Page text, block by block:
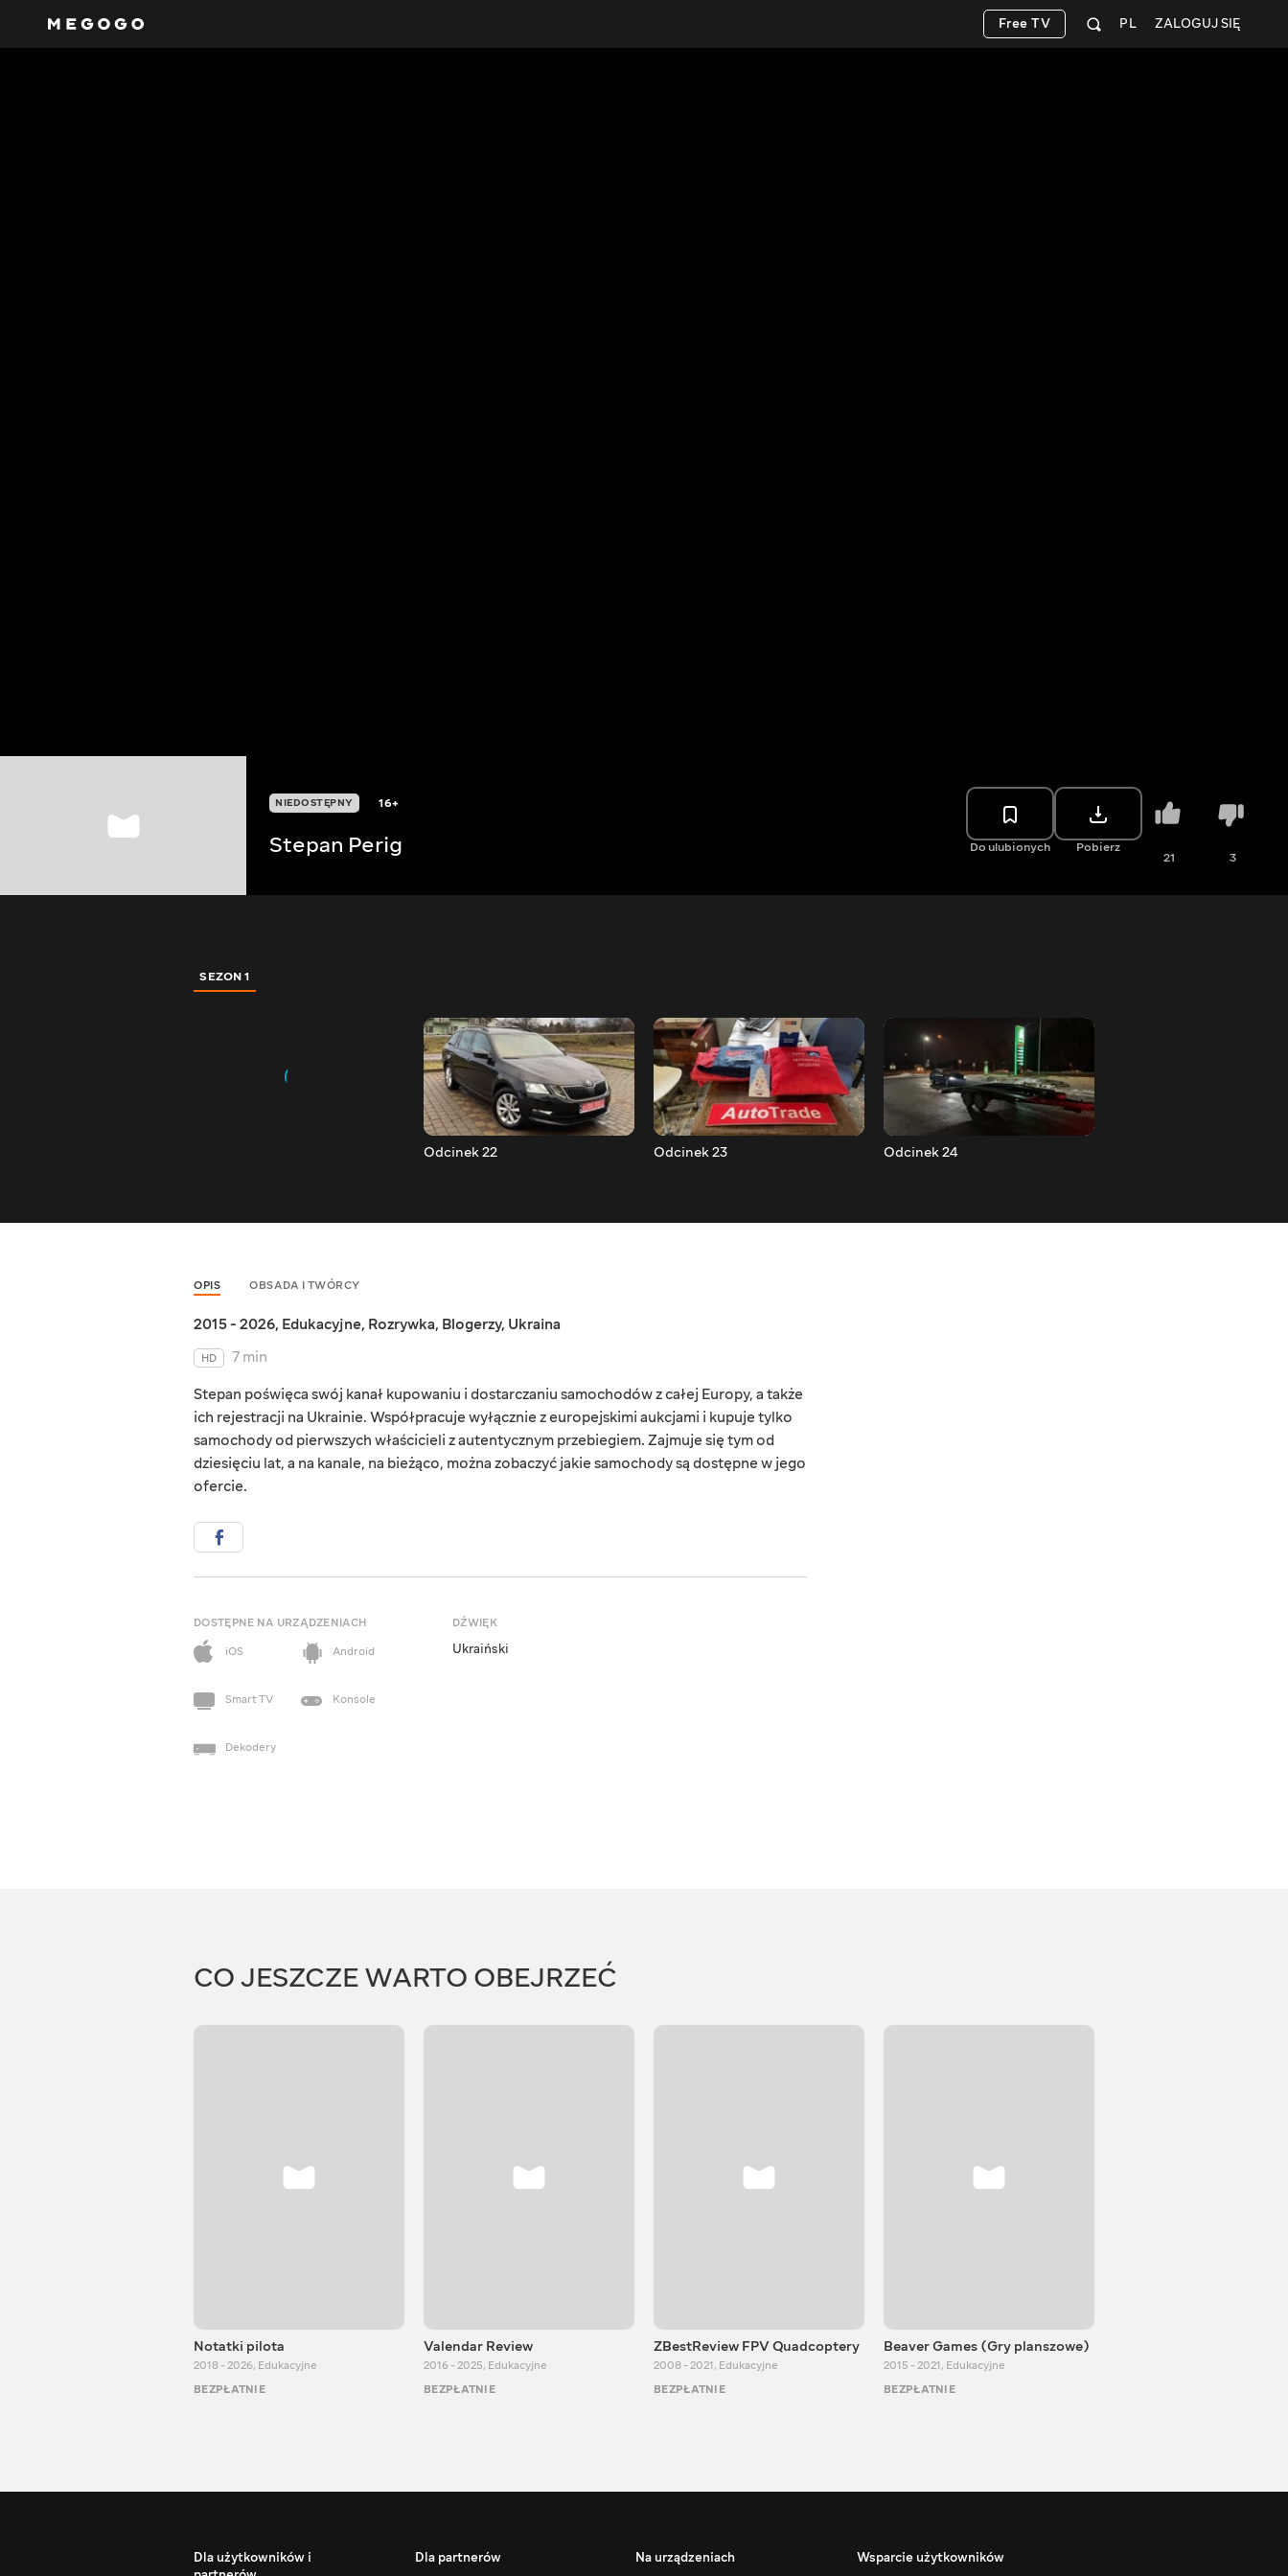
ZALOGUJ SIĘ
PL
Free TV
NIEDOSTĘPNY 16+
Stepan Perig Do ulubionych Pobierz
21 3
SEZON 1
Odcinek 22 Odcinek 23 Odcinek 24
OPIS OBSADA I TWÓRCY
2015 - 2026, Edukacyjne, Rozrywka, Blogerzy, Ukraina
HD
7 min
Stepan poświęca swój kanał kupowaniu i dostarczaniu samochodów z całej Europy, a także
ich rejestracji na Ukrainie. Współpracuje wyłącznie z europejskimi aukcjami i kupuje tylko
samochody od pierwszych właścicieli z autentycznym przebiegiem. Zajmuje się tym od
dziesięciu lat, a na kanale, na bieżąco, można zobaczyć jakie samochody są dostępne w jego
ofercie.
DOSTĘPNE NA URZĄDZENIACH
iOS
Android
Smart TV Konsole
Dekodery
DŹWIĘK
Ukraiński
CO JESZCZE WARTO OBEJRZEĆ
Notatki pilota
2018 - 2026, Edukacyjne
BEZPŁATNIE
Valendar Review
2016 - 2025, Edukacyjne
BEZPŁATNIE
ZBestReview FPV Quadcoptery
2008 - 2021, Edukacyjne
BEZPŁATNIE
Beaver Games (Gry planszowe)
2015 - 2021, Edukacyjne
BEZPŁATNIE
Dla użytkowników i
Dla partnerów Na urządzeniach Wsparcie użytkowników